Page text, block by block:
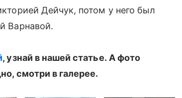
Дейчук, потом у него был
Варнавой.
, узнай в нашей статье. А фото
смотри в галерее.